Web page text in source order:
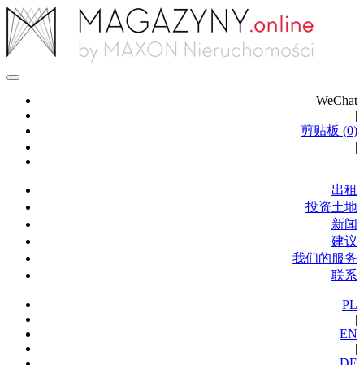
WeChat
|
剪贴板 (0)
|
出租
投资土地
新闻
建议
我们的服务
联系
PL
|
EN
|